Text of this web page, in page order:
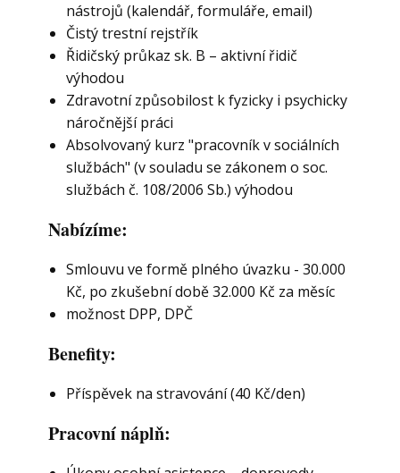
nástrojů (kalendář, formuláře, email)
Čistý trestní rejstřík
Řidičský průkaz sk. B – aktivní řidič
výhodou
Zdravotní způsobilost k fyzicky i psychicky
náročnější práci
Absolvovaný kurz "pracovník v sociálních
službách" (v souladu se zákonem o soc.
službách č. 108/2006 Sb.) výhodou
Nabízíme:
Smlouvu ve formě plného úvazku - 30.000
Kč, po zkušební době 32.000 Kč za měsíc
možnost DPP, DPČ
Benefity:
Příspěvek na stravování (40 Kč/den)
Pracovní náplň: